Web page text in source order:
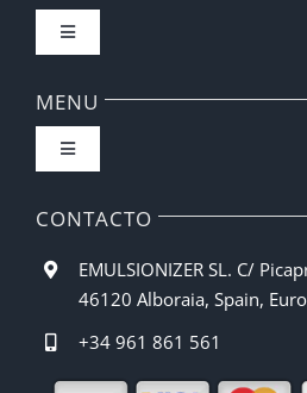
Toggle
FAQ
Política de privacidad
Métodos de pago
MENU
Toggle
Inicio
Barista CBE
CONTACTO
EMULSIONIZER SL. C/
46120 Alboraia, Spain,
+34 961 861 561